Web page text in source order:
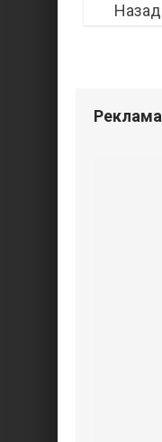
Назад
Реклама